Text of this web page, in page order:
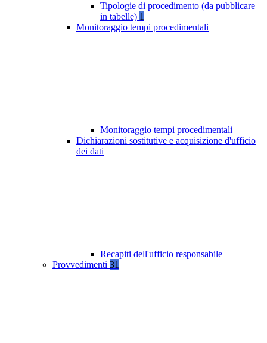
Tipologie di procedimento (da pubblicare
in tabelle) 1
Monitoraggio tempi procedimentali
Monitoraggio tempi procedimentali
Dichiarazioni sostitutive e acquisizione d'ufficio
dei dati
Recapiti dell'ufficio responsabile
Provvedimenti 31